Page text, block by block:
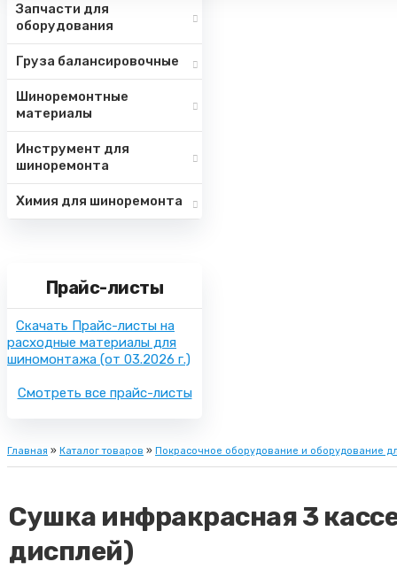
Запчасти для
оборудования
Груза балансировочные
Шиноремонтные
материалы
Инструмент для
шиноремонта
Химия для шиноремонта
Прайс-листы
Скачать Прайс-листы на
расходные материалы для
шиномонтажа (от 03.2026 г.)
Смотреть все прайс-листы
Главная » Каталог товаров » Покрасочное оборудование и оборудование
Сушка инфракрасная 3
дисплей)